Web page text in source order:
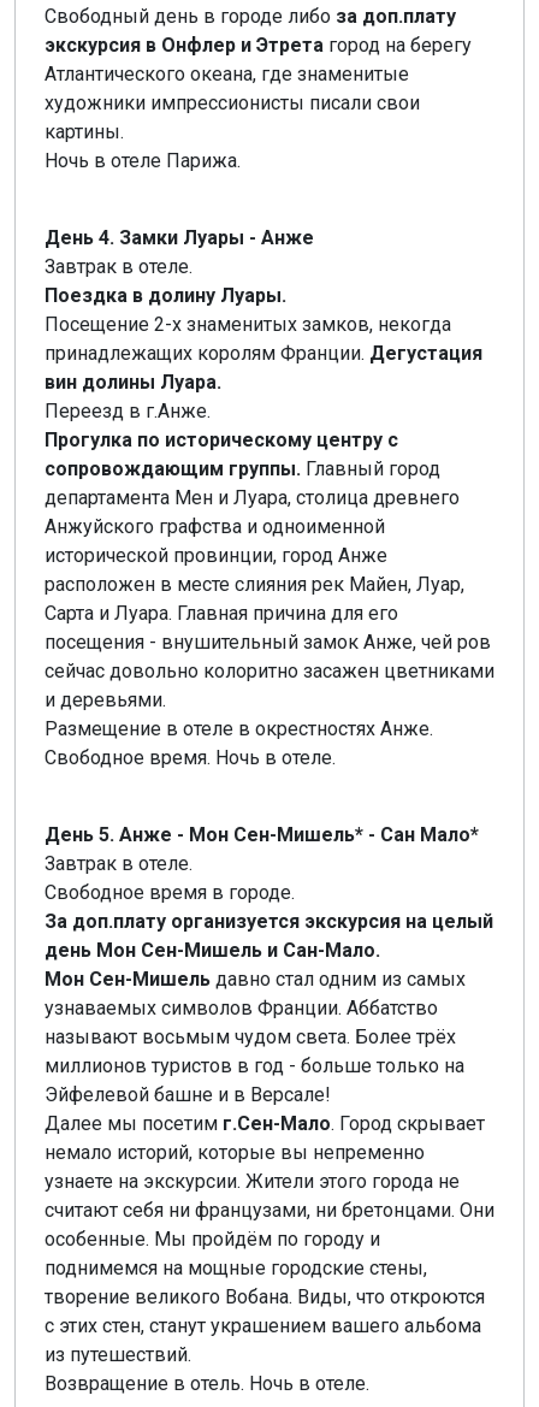
Свободный день в городе либо за доп.плату
экскурсия в Онфлер и Этрета город на берегу
Атлантического океана, где знаменитые
художники импрессионисты писали свои
картины.
Ночь в отеле Парижа.
День 4. Замки Луары - Анже
Завтрак в отеле.
Поездка в долину Луары.
Посещение 2-х знаменитых замков, некогда
принадлежащих королям Франции. Дегустация
вин долины Луара.
Переезд в г.Анже.
Прогулка по историческому центру с
сопровождающим группы. Главный город
департамента Мен и Луара, столица древнего
Анжуйского графства и одноименной
исторической провинции, город Анже
расположен в месте слияния рек Майен, Луар,
Сарта и Луара. Главная причина для его
посещения - внушительный замок Анже, чей ров
сейчас довольно колоритно засажен цветниками
и деревьями.
Размещение в отеле в окрестностях Анже.
Свободное время. Ночь в отеле.
День 5. Анже - Мон Сен-Мишель* - Сан Мало*
Завтрак в отеле.
Свободное время в городе.
За доп.плату организуется экскурсия на целый
день Мон Сен-Мишель и Сан-Мало.
Мон Сен-Мишель давно стал одним из самых
узнаваемых символов Франции. Аббатство
называют восьмым чудом света. Более трёх
миллионов туристов в год - больше только на
Эйфелевой башне и в Версале!
Далее мы посетим г.Сен-Мало. Город скрывает
немало историй, которые вы непременно
узнаете на экскурсии. Жители этого города не
считают себя ни французами, ни бретонцами. Они
особенные. Мы пройдём по городу и
поднимемся на мощные городские стены,
творение великого Вобана. Виды, что откроются
с этих стен, станут украшением вашего альбома
из путешествий.
Возвращение в отель. Ночь в отеле.